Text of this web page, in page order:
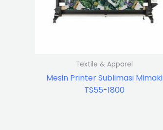
Textile & Apparel
Mesin Printer Sublimasi Mimaki
TS55-1800